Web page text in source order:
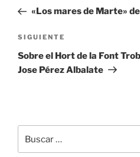
entradas
anterior:
«Los mares de Marte»
Siguiente
entrada
SIGUIENTE
Sobre el Hort de la Font
Jose Pérez Albalate
por: